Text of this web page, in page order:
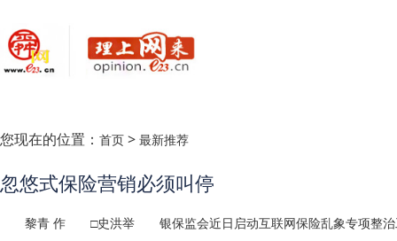
您现在的位置： 首页 > 最新推荐
忽悠式保险营销必须叫停
黎青 作 □史洪举 银保监会近日启动互联网保险乱象专项整治工